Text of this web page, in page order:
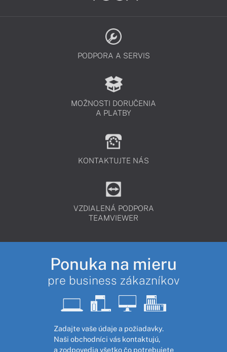
PODPORA A SERVIS
MOŽNOSTI DORUČENIA
A PLATBY
KONTAKTUJTE NÁS
VZDIALENÁ PODPORA
TEAMVIEWER
Ponuka na mieru
pre business zákazníkov
Zadajte vaše údaje a požiadavky.
Naši obchodníci vás kontaktujú,
a zodpovedia všetko čo potrebujete